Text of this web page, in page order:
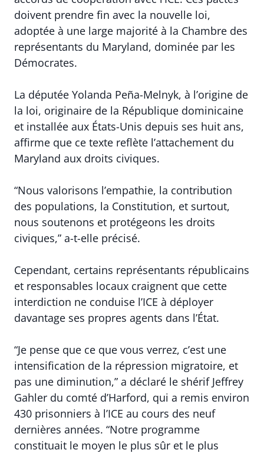
doivent prendre fin avec la nouvelle loi,
adoptée à une large majorité à la Chambre des
représentants du Maryland, dominée par les
Démocrates.
La députée Yolanda Peña-Melnyk, à l’origine de
la loi, originaire de la République dominicaine
et installée aux États-Unis depuis ses huit ans,
affirme que ce texte reflète l’attachement du
Maryland aux droits civiques.
“Nous valorisons l’empathie, la contribution
des populations, la Constitution, et surtout,
nous soutenons et protégeons les droits
civiques,” a-t-elle précisé.
Cependant, certains représentants républicains
et responsables locaux craignent que cette
interdiction ne conduise l’ICE à déployer
davantage ses propres agents dans l’État.
“Je pense que ce que vous verrez, c’est une
intensification de la répression migratoire, et
pas une diminution,” a déclaré le shérif Jeffrey
Gahler du comté d’Harford, qui a remis environ
430 prisonniers à l’ICE au cours des neuf
dernières années. “Notre programme
constituait le moyen le plus sûr et le plus